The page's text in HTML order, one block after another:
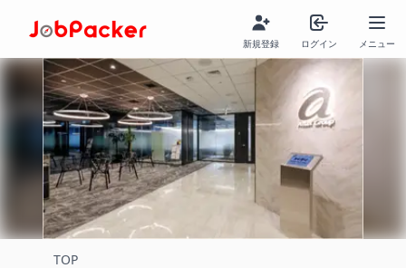
新規登録 ログイン メニュー
TOP